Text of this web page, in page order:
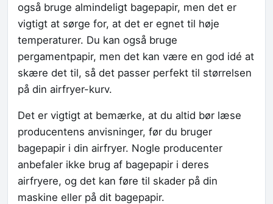
også bruge almindeligt bagepapir, men det er
vigtigt at sørge for, at det er egnet til høje
temperaturer. Du kan også bruge
pergamentpapir, men det kan være en god idé at
skære det til, så det passer perfekt til størrelsen
på din airfryer-kurv.
Det er vigtigt at bemærke, at du altid bør læse
producentens anvisninger, før du bruger
bagepapir i din airfryer. Nogle producenter
anbefaler ikke brug af bagepapir i deres
airfryere, og det kan føre til skader på din
maskine eller på dit bagepapir.